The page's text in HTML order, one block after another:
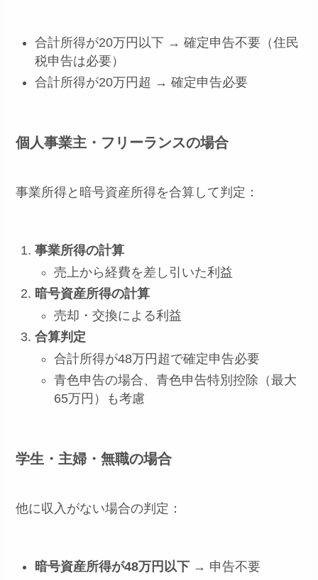
合計所得が20万円以下 → 確定申告不要（住民
税申告は必要）
合計所得が20万円超 → 確定申告必要
個人事業主・フリーランスの場合
事業所得と暗号資産所得を合算して判定：
事業所得の計算
売上から経費を差し引いた利益
暗号資産所得の計算
売却・交換による利益
合算判定
合計所得が48万円超で確定申告必要
青色申告の場合、青色申告特別控除（最大
65万円）も考慮
学生・主婦・無職の場合
他に収入がない場合の判定：
暗号資産所得が48万円以下 → 申告不要